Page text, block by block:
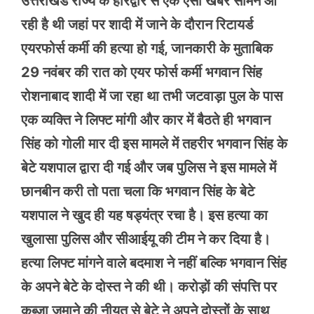
रही है थी जहां पर शादी में जाने के दौरान रिटायर्ड
एयरफोर्स कर्मी की हत्या हो गई, जानकारी के मुताबिक
29 नवंबर की रात को एयर फोर्स कर्मी भगवान सिंह
रोशनाबाद शादी में जा रहा था तभी जटवाड़ा पुल के पास
एक व्यक्ति ने लिफ्ट मांगी और कार में बैठते ही भगवान
सिंह को गोली मार दी इस मामले में तहरीर भगवान सिंह के
बेटे यशपाल द्वारा दी गई और जब पुलिस ने इस मामले में
छानबीन करी तो पता चला कि भगवान सिंह के बेटे
यशपाल ने खुद ही यह षड्यंत्र रचा है। इस हत्या का
खुलासा पुलिस और सीआईयू की टीम ने कर दिया है।
हत्या लिफ्ट मांगने वाले बदमाश ने नहीं बल्कि भगवान सिंह
के अपने बेटे के दोस्त ने की थी। करोड़ों की संपत्ति पर